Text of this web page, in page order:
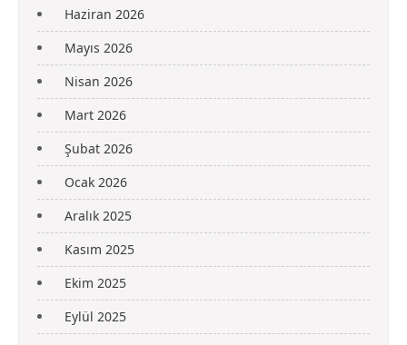
Haziran 2026
Mayıs 2026
Nisan 2026
Mart 2026
Şubat 2026
Ocak 2026
Aralık 2025
Kasım 2025
Ekim 2025
Eylül 2025